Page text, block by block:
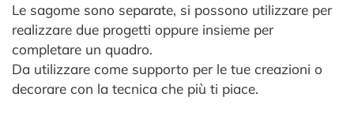
Le sagome sono separate, si possono utilizzare per
realizzare due progetti oppure insieme per
completare un quadro.
Da utilizzare come supporto per le tue creazioni o
decorare con la tecnica che più ti piace.